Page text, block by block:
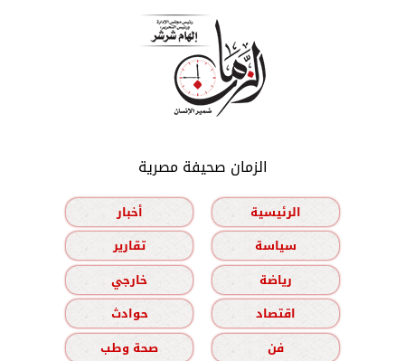
الزمان صحيفة مصرية
الرئيسية
أخبار
سياسة
تقارير
رياضة
خارجي
اقتصاد
حوادث
فن
صحة وطب